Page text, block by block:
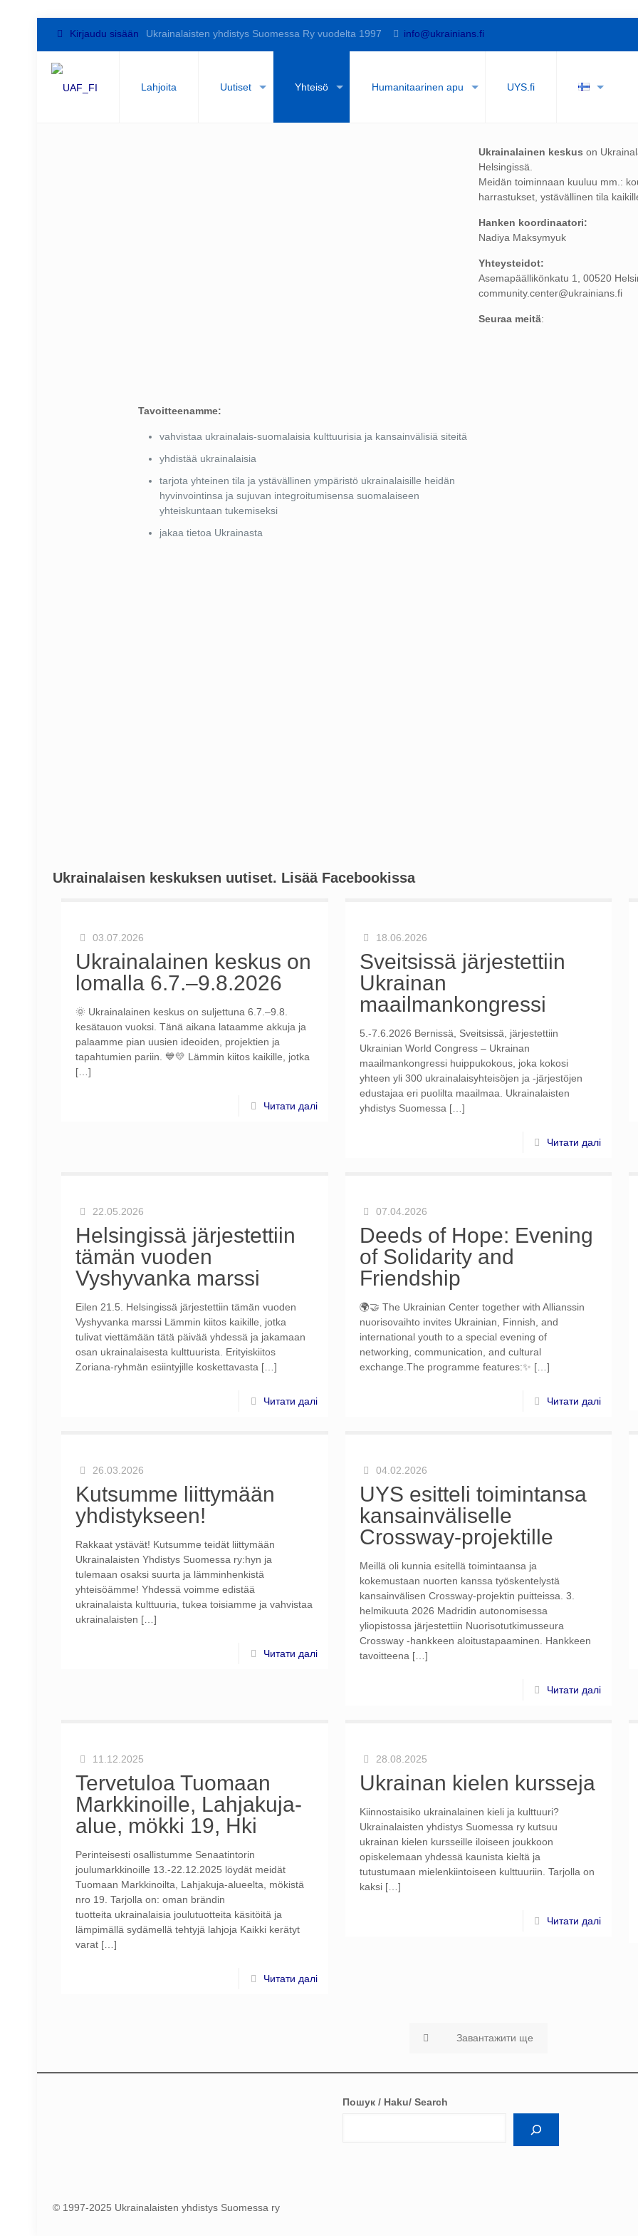
Kirjaudu sisään Ukrainalaisten yhdistys Suomessa Ry vuodelta 1997 info@ukrainians.fi
Lahjoita Uutiset Yhteisö Humanitaarinen apu UYS.fi
Ukrainalainen keskus on
Helsingissä.
Meidän toiminnaan kuuluu mm.:
harrastukset, ystävällinen tila
Hanken koordinaatori:
Nadiya Maksymyuk
Yhteysteidot:
Asemapäällikönkatu 1, 00520
community.center@ukrainians.fi
Seuraa meitä:
Tavoitteenamme:
vahvistaa ukrainalais-suomalaisia ​​kulttuurisia ja kansainvälisiä siteitä
yhdistää ukrainalaisia
tarjota yhteinen tila ja ystävällinen ympäristö ukrainalaisille heidän
hyvinvointinsa ja sujuvan integroitumisensa suomalaiseen
yhteiskuntaan tukemiseksi
jakaa tietoa Ukrainasta
Ukrainalaisen keskuksen uutiset. Lisää Facebookissa
03.07.2026
Ukrainalainen keskus on
lomalla 6.7.–9.8.2026
🌞 Ukrainalainen keskus on suljettuna 6.7.–9.8.
kesätauon vuoksi. Tänä aikana lataamme akkuja ja
palaamme pian uusien ideoiden, projektien ja
tapahtumien pariin. 💙💛 Lämmin kiitos kaikille, jotka
[…]
Читати далі
18.06.2026
Sveitsissä järjestettiin
Ukrainan
maailmankongressi
5.-7.6.2026 Bernissä, Sveitsissä, järjestettiin
Ukrainian World Congress – Ukrainan
maailmankongressi huippukokous, joka kokosi
yhteen yli 300 ukrainalaisyhteisöjen ja -järjestöjen
edustajaa eri puolilta maailmaa. Ukrainalaisten
yhdistys Suomessa […]
Читати далі
22.05.2026
Helsingissä järjestettiin
tämän vuoden
Vyshyvanka marssi
Eilen 21.5. Helsingissä järjestettiin tämän vuoden
Vyshyvanka marssi Lämmin kiitos kaikille, jotka
tulivat viettämään tätä päivää yhdessä ja jakamaan
osan ukrainalaisesta kulttuurista. Erityiskiitos
Zoriana-ryhmän esiintyjille koskettavasta […]
Читати далі
07.04.2026
Deeds of Hope: Evening
of Solidarity and
Friendship
🌍🤝 The Ukrainian Center together with Allianssin
nuorisovaihto invites Ukrainian, Finnish, and
international youth to a special evening of
networking, communication, and cultural
exchange.The programme features:✨ […]
Читати далі
26.03.2026
Kutsumme liittymään
yhdistykseen!
Rakkaat ystävät! Kutsumme teidät liittymään
Ukrainalaisten Yhdistys Suomessa ry:hyn ja
tulemaan osaksi suurta ja lämminhenkistä
yhteisöämme! Yhdessä voimme edistää
ukrainalaista kulttuuria, tukea toisiamme ja vahvistaa
ukrainalaisten […]
Читати далі
04.02.2026
UYS esitteli toimintansa
kansainväliselle
Crossway-projektille
Meillä oli kunnia esitellä toimintaansa ja
kokemustaan ​​nuorten kanssa työskentelystä
kansainvälisen Crossway-projektin puitteissa. 3.
helmikuuta 2026 Madridin autonomisessa
yliopistossa järjestettiin Nuorisotutkimusseura
Crossway -hankkeen aloitustapaaminen. Hankkeen
tavoitteena […]
Читати далі
11.12.2025
Tervetuloa Tuomaan
Markkinoille, Lahjakuja-
alue, mökki 19, Hki
Perinteisesti osallistumme Senaatintorin
joulumarkkinoille 13.-22.12.2025 löydät meidät
Tuomaan Markkinoilta, Lahjakuja-alueelta, mökistä
nro 19. Tarjolla on: oman brändin
tuotteita ukrainalaisia joulutuotteita käsitöitä ja
lämpimällä sydämellä tehtyjä lahjoja Kaikki kerätyt
varat […]
Читати далі
28.08.2025
Ukrainan kielen kursseja
Kiinnostaisiko ukrainalainen kieli ja kulttuuri?
Ukrainalaisten yhdistys Suomessa ry kutsuu
ukrainan kielen kursseille iloiseen joukkoon
opiskelemaan yhdessä kaunista kieltä ja
tutustumaan mielenkiintoiseen kulttuuriin. Tarjolla on
kaksi[…]
Читати далі
Завантажити ще
Пошук / Haku/ Search
© 1997-2025 Ukrainalaisten yhdistys Suomessa ry